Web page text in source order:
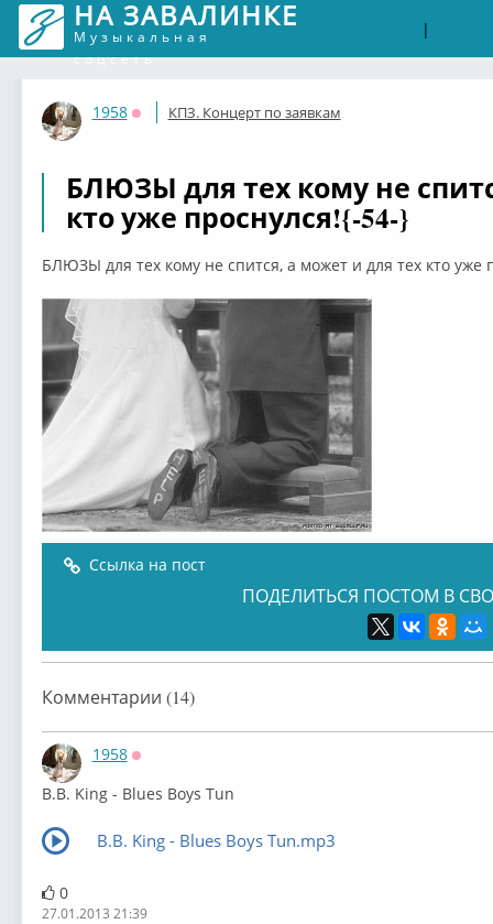
НА ЗАВАЛИНКЕ
Музыкальная
соцсеть
|
1958
Оффлайн
КПЗ. Концерт по заявкам
БЛЮЗЫ для тех кому не
кто уже проснулся!{-54-}
БЛЮЗЫ для тех кому не спится, а может и для тех кто уже
Ссылка на пост
ПОДЕЛИТЬСЯ ПОСТОМ В
Комментарии (14)
1958
B.B. King - Blues Boys Tun
B.B. King - Blues Boys Tun.mp3
0
27.01.2013 21:39